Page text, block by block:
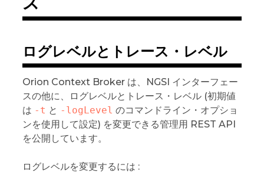
ログレベルとトレース・レベル
Orion Context Broker は、NGSI インターフェー
スの他に、ログレベルとトレース・レベル (初期値
は -t と -logLevel のコマンドライン・オプショ
ンを使用して設定) を変更できる管理用 REST API
を公開しています。
ログレベルを変更するには :